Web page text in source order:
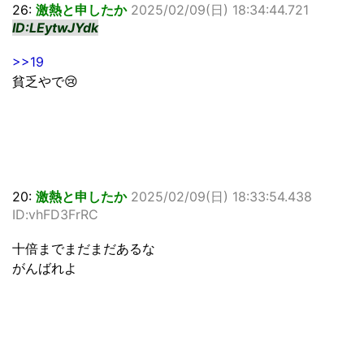
26: 激熱と申したか 2025/02/09(日) 18:34:44.721
ID:LEytwJYdk
>>19
貧乏やで😢
20: 激熱と申したか 2025/02/09(日) 18:33:54.438
ID:vhFD3FrRC
十倍までまだまだあるな
がんばれよ